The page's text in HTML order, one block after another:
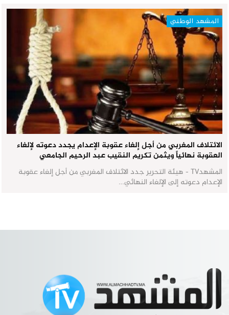
المشهد الوطني
الائتلاف المغربي من أجل إلغاء عقوبة الإعدام يجدد دعوته لإلغاء
العقوبة نهائياً ويثمن تكريم النقيب عبد الرحيم الجامعي
المشهدTV - هيئة التحرير جدد الائتلاف المغربي من أجل إلغاء عقوبة
الإعدام دعوته إلى الإلغاء النهائي…